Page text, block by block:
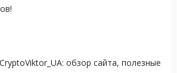
обзор сайта, полезные